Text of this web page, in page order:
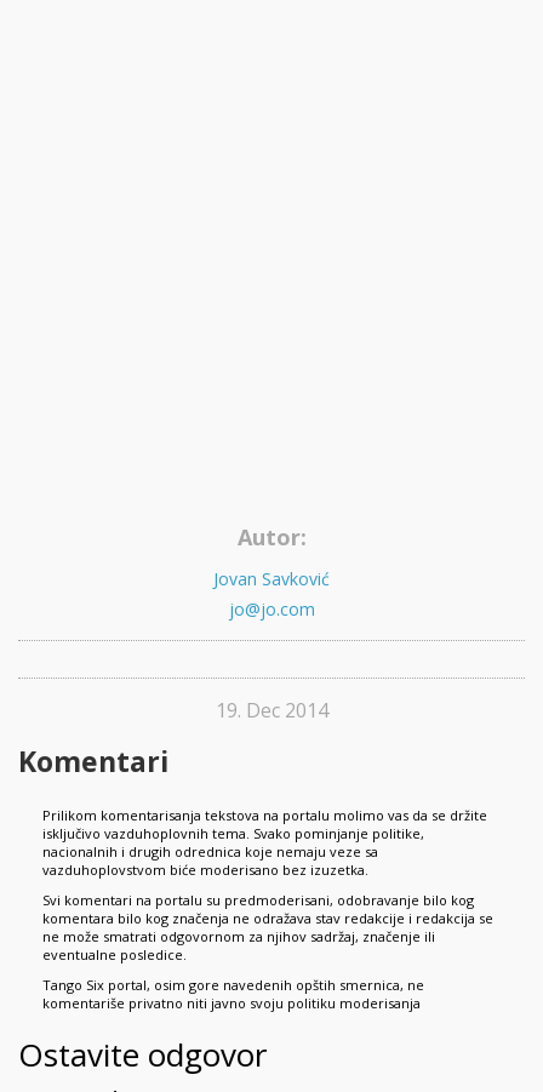
Autor:
Jovan Savković
jo@jo.com
19. Dec 2014
Komentari
Prilikom komentarisanja tekstova na portalu molimo vas da se držite
isključivo vazduhoplovnih tema. Svako pominjanje politike,
nacionalnih i drugih odrednica koje nemaju veze sa
vazduhoplovstvom biće moderisano bez izuzetka.
Svi komentari na portalu su predmoderisani, odobravanje bilo kog
komentara bilo kog značenja ne odražava stav redakcije i redakcija se
ne može smatrati odgovornom za njihov sadržaj, značenje ili
eventualne posledice.
Tango Six portal, osim gore navedenih opštih smernica, ne
komentariše privatno niti javno svoju politiku moderisanja
Ostavite odgovor